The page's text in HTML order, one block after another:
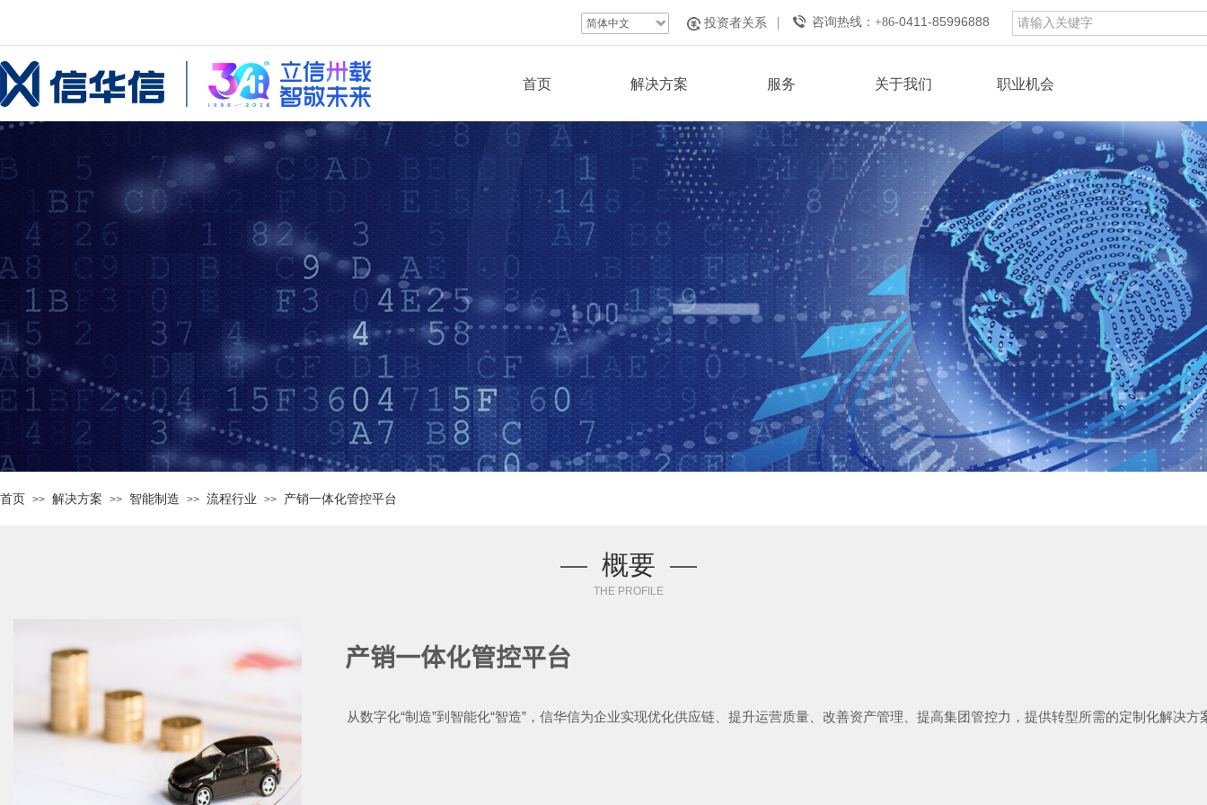
投资者关系
简体中文 咨询热线： +86-0411-85996888
首页 解决方案 服务 关于我们 职业机会
首页 >> 解决方案 >> 智能制造 >> 流程行业 >> 产销一体化管控平台
— 概要 —
THE PROFILE
产销一体化管控平台
从数字化“制造”到智能化“智造”，信华信为企业实现优化供应链、提升运营质量、改善资产管理、提高集团管控力，提供转型所需的定制化解决方